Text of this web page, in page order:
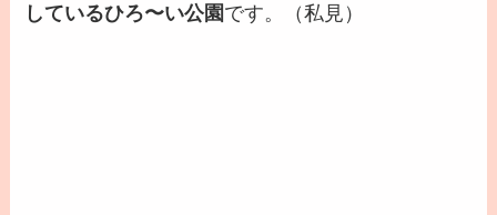
しているひろ〜い公園です。（私見）